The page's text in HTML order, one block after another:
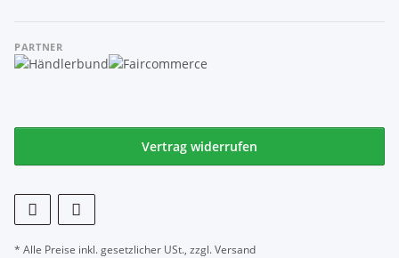
PARTNER
Vertrag widerrufen
* Alle Preise inkl. gesetzlicher USt., zzgl.Versand